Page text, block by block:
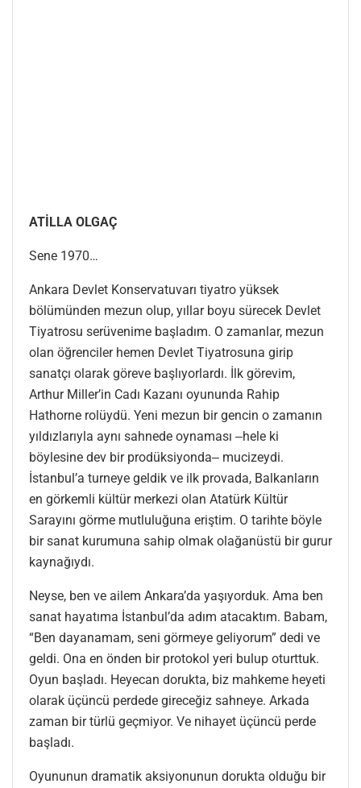
ATİLLA OLGAÇ
Sene 1970…
Ankara Devlet Konservatuvarı tiyatro yüksek
bölümünden mezun olup, yıllar boyu sürecek Devlet
Tiyatrosu serüvenime başladım. O zamanlar, mezun
olan öğrenciler hemen Devlet Tiyatrosuna girip
sanatçı olarak göreve başlıyorlardı. İlk görevim,
Arthur Miller’in Cadı Kazanı oyununda Rahip
Hathorne rolüydü. Yeni mezun bir gencin o zamanın
yıldızlarıyla aynı sahnede oynaması ‒hele ki
böylesine dev bir prodüksiyonda‒ mucizeydi.
İstanbul’a turneye geldik ve ilk provada, Balkanların
en görkemli kültür merkezi olan Atatürk Kültür
Sarayını görme mutluluğuna eriştim. O tarihte böyle
bir sanat kurumuna sahip olmak olağanüstü bir gurur
kaynağıydı.
Neyse, ben ve ailem Ankara’da yaşıyorduk. Ama ben
sanat hayatıma İstanbul’da adım atacaktım. Babam,
“Ben dayanamam, seni görmeye geliyorum” dedi ve
geldi. Ona en önden bir protokol yeri bulup oturttuk.
Oyun başladı. Heyecan dorukta, biz mahkeme heyeti
olarak üçüncü perdede gireceğiz sahneye. Arkada
zaman bir türlü geçmiyor. Ve nihayet üçüncü perde
başladı.
Oyununun dramatik aksiyonunun dorukta olduğu bir